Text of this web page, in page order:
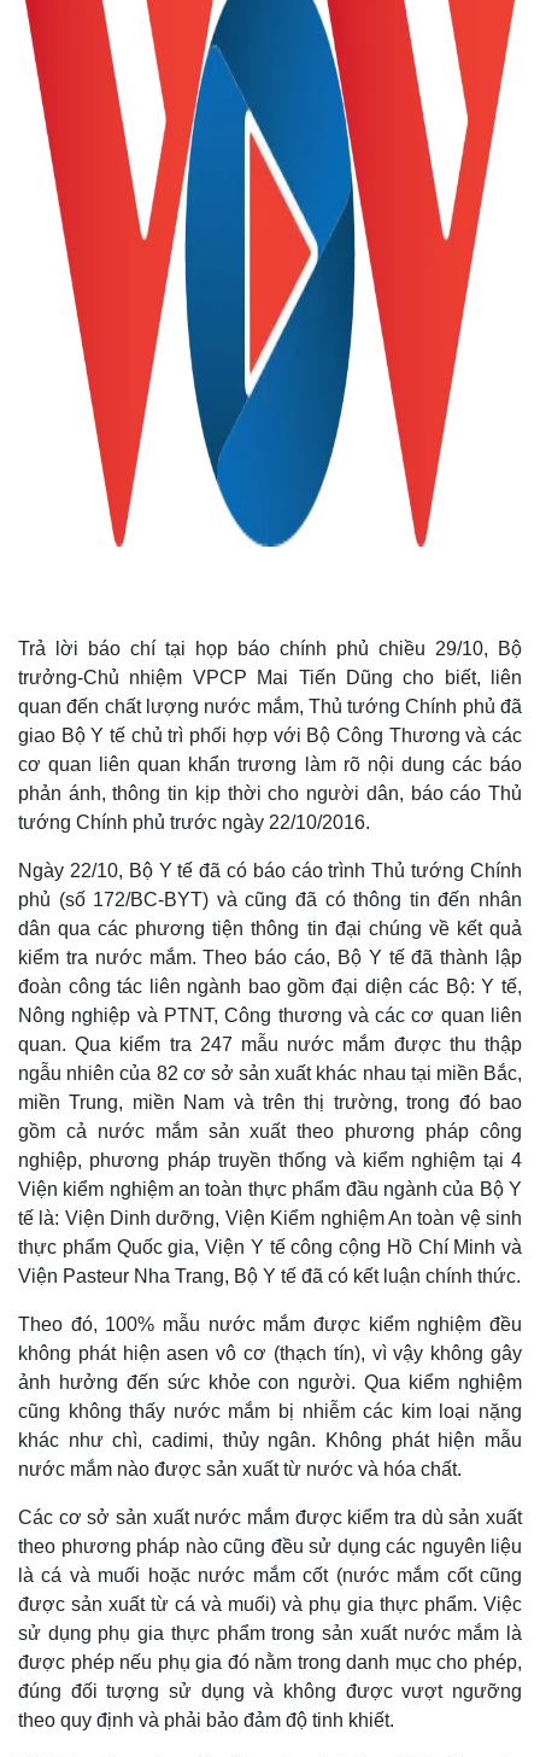
Thế giới
Quan sát
Cuộc sống đó đây
Hồ sơ
Multimedia
Video
Ảnh
E-Magazine
Infographic
Trả lời báo chí tại họp báo chính phủ chiều 29/10, Bộ
trưởng-Chủ nhiệm VPCP Mai Tiến Dũng cho biết, liên
quan đến chất lượng nước mắm, Thủ tướng Chính phủ đã
giao Bộ Y tế chủ trì phối hợp với Bộ Công Thương và các
cơ quan liên quan khẩn trương làm rõ nội dung các báo
phản ánh, thông tin kịp thời cho người dân, báo cáo Thủ
tướng Chính phủ trước ngày 22/10/2016.
Ngày 22/10, Bộ Y tế đã có báo cáo trình Thủ tướng Chính
phủ (số 172/BC-BYT) và cũng đã có thông tin đến nhân
dân qua các phương tiện thông tin đại chúng về kết quả
kiểm tra nước mắm. Theo báo cáo, Bộ Y tế đã thành lập
đoàn công tác liên ngành bao gồm đại diện các Bộ: Y tế,
Nông nghiệp và PTNT, Công thương và các cơ quan liên
quan. Qua kiểm tra 247 mẫu nước mắm được thu thập
ngẫu nhiên của 82 cơ sở sản xuất khác nhau tại miền Bắc,
miền Trung, miền Nam và trên thị trường, trong đó bao
gồm cả nước mắm sản xuất theo phương pháp công
nghiệp, phương pháp truyền thống và kiểm nghiệm tại 4
Viện kiểm nghiệm an toàn thực phẩm đầu ngành của Bộ Y
tế là: Viện Dinh dưỡng, Viện Kiểm nghiệm An toàn vệ sinh
thực phẩm Quốc gia, Viện Y tế công cộng Hồ Chí Minh và
Viện Pasteur Nha Trang, Bộ Y tế đã có kết luận chính thức.
Theo đó, 100% mẫu nước mắm được kiểm nghiệm đều
không phát hiện asen vô cơ (thạch tín), vì vậy không gây
ảnh hưởng đến sức khỏe con người. Qua kiểm nghiệm
cũng không thấy nước mắm bị nhiễm các kim loại nặng
khác như chì, cadimi, thủy ngân. Không phát hiện mẫu
nước mắm nào được sản xuất từ nước và hóa chất.
Các cơ sở sản xuất nước mắm được kiểm tra dù sản xuất
theo phương pháp nào cũng đều sử dụng các nguyên liệu
là cá và muối hoặc nước mắm cốt (nước mắm cốt cũng
được sản xuất từ cá và muối) và phụ gia thực phẩm. Việc
sử dụng phụ gia thực phẩm trong sản xuất nước mắm là
được phép nếu phụ gia đó nằm trong danh mục cho phép,
đúng đối tượng sử dụng và không được vượt ngưỡng
theo quy định và phải bảo đảm độ tinh khiết.